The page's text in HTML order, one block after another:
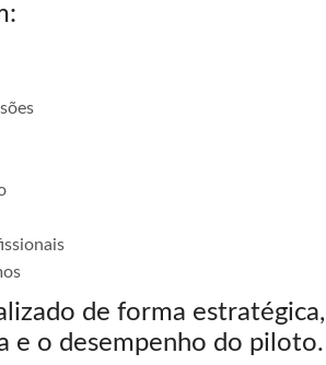
de forma
e o desempenho do piloto.